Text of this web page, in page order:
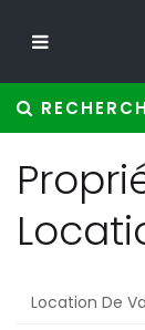
Location De